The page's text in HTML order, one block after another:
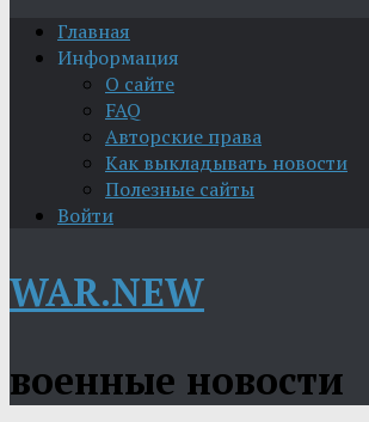
Главная
Информация
О сайте
FAQ
Авторские права
Как выкладывать новости
Полезные сайты
Войти
WAR.NEW
военные новости